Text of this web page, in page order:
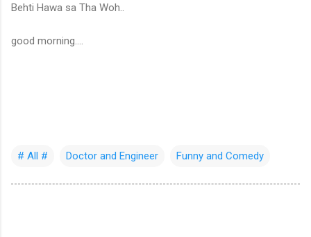
Behti Hawa sa Tha Woh..
good morning....
# All # Doctor and Engineer Funny and Comedy